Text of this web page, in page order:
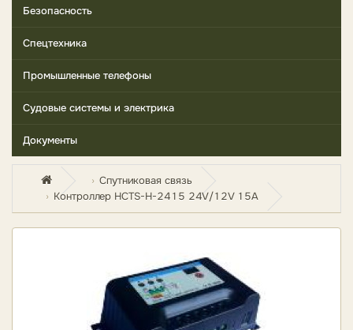
Безопасность
Спецтехника
Промышленные телефоны
Судовые системы и электрика
Документы
Спутниковая связь
Контроллер HCTS-H-2415 24V/12V 15A